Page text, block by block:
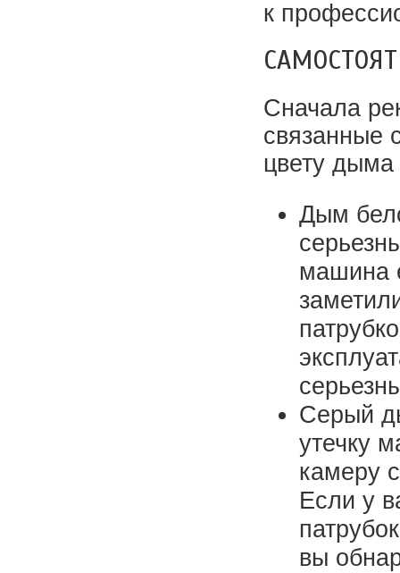
к
Сначала
связанные
цвету
Дым
машина
Серый
утечку
камеру
Если у
вы